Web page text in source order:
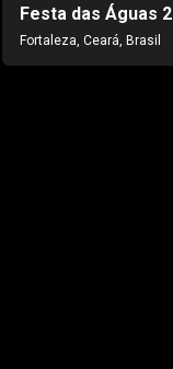
Festa das Águas 2
Fortaleza, Ceará, Brasil